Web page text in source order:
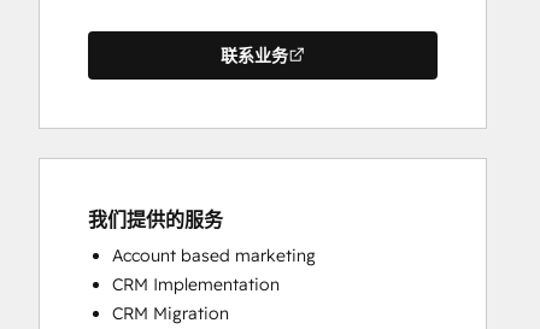
联系业务
我们提供的服务
Account based marketing
CRM Implementation
CRM Migration